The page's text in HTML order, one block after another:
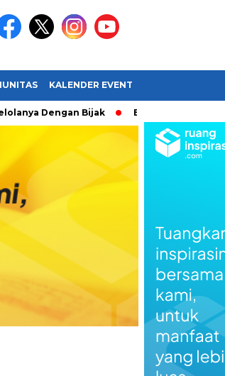
KALENDER EVENT
Bijak Bagaimana Menemukan